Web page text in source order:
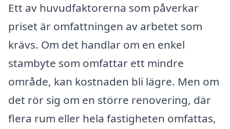
Ett av huvudfaktorerna som påverkar
priset är omfattningen av arbetet som
krävs. Om det handlar om en enkel
stambyte som omfattar ett mindre
område, kan kostnaden bli lägre. Men om
det rör sig om en större renovering, där
flera rum eller hela fastigheten omfattas,